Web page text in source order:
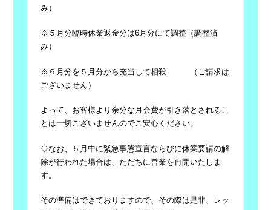
み）
※５月分臨時休業返金分は6月分にて調整（調整済
み）
※６月分を５月分から充当して相殺 （ご請求は
ございません）
よって、お客様より余分な月会費が引き落とされるこ
とは一切ございませんのでご安心ください。
◇なお、５月中に緊急事態宣言ならびに休業要請の解
除が行われた場合は、ただちに営業を再開いたしま
す。
その準備はできておりますので、その際は是非、レッ